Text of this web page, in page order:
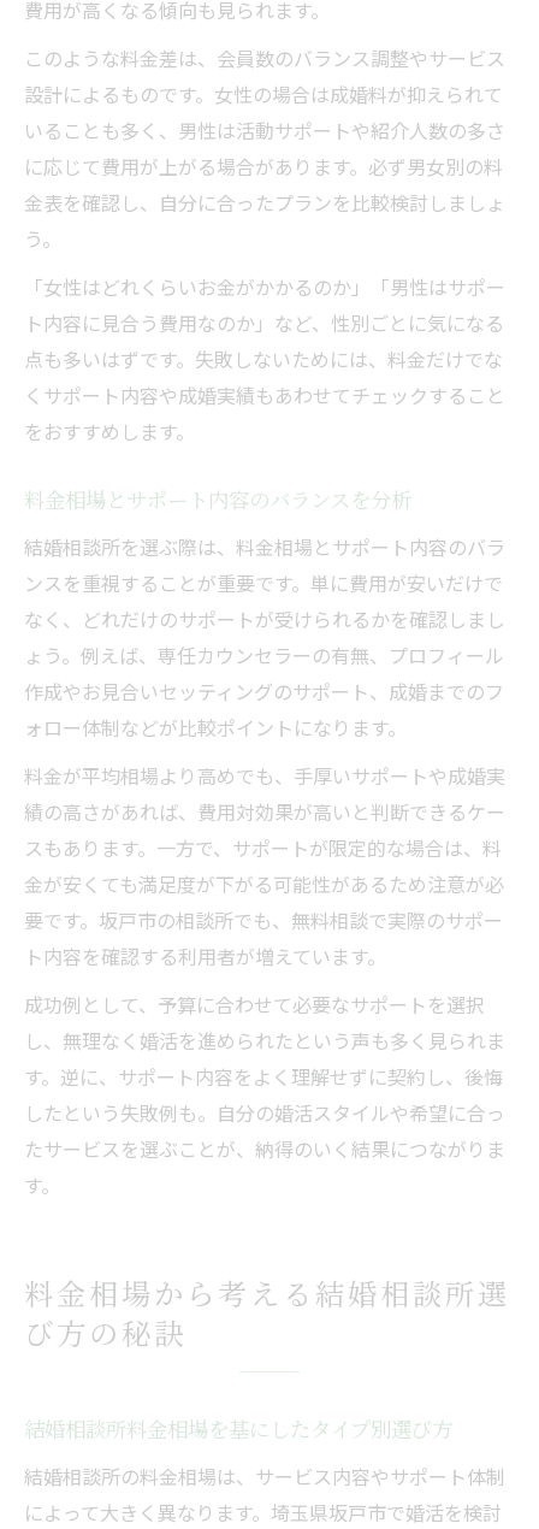
費用が高くなる傾向も見られます。
このような料金差は、会員数のバランス調整やサービス
設計によるものです。女性の場合は成婚料が抑えられて
いることも多く、男性は活動サポートや紹介人数の多さ
に応じて費用が上がる場合があります。必ず男女別の料
金表を確認し、自分に合ったプランを比較検討しましょ
う。
「女性はどれくらいお金がかかるのか」「男性はサポー
ト内容に見合う費用なのか」など、性別ごとに気になる
点も多いはずです。失敗しないためには、料金だけでな
くサポート内容や成婚実績もあわせてチェックすること
をおすすめします。
料金相場とサポート内容のバランスを分析
結婚相談所を選ぶ際は、料金相場とサポート内容のバラ
ンスを重視することが重要です。単に費用が安いだけで
なく、どれだけのサポートが受けられるかを確認しまし
ょう。例えば、専任カウンセラーの有無、プロフィール
作成やお見合いセッティングのサポート、成婚までのフ
ォロー体制などが比較ポイントになります。
料金が平均相場より高めでも、手厚いサポートや成婚実
績の高さがあれば、費用対効果が高いと判断できるケー
スもあります。一方で、サポートが限定的な場合は、料
金が安くても満足度が下がる可能性があるため注意が必
要です。坂戸市の相談所でも、無料相談で実際のサポー
ト内容を確認する利用者が増えています。
成功例として、予算に合わせて必要なサポートを選択
し、無理なく婚活を進められたという声も多く見られま
す。逆に、サポート内容をよく理解せずに契約し、後悔
したという失敗例も。自分の婚活スタイルや希望に合っ
たサービスを選ぶことが、納得のいく結果につながりま
す。
料金相場から考える結婚相談所選
び方の秘訣
結婚相談所料金相場を基にしたタイプ別選び方
結婚相談所の料金相場は、サービス内容やサポート体制
によって大きく異なります。埼玉県坂戸市で婚活を検討